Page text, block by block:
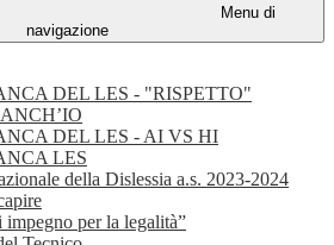
Menu di
navigazione
DEL LES - "RISPETTO"
DEL LES - AI VS HI
LES
della Dislessia a.s. 2023-2024
impegno per la legalità”